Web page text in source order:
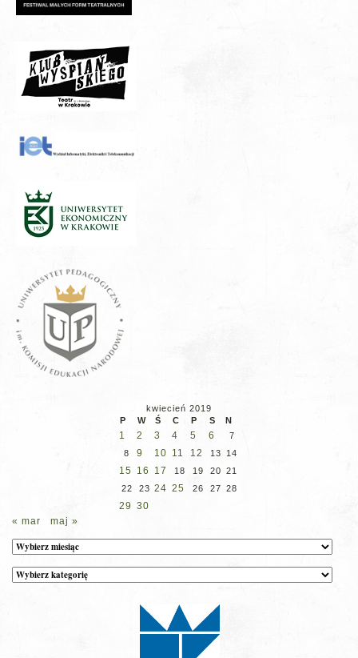
kwiecień 2019
P
W Ś C P S N
1 2 3 4 5 6
7
8
9 10 11 12 13 14
15 16 17 18 19 20 21
22
23 24 25 26 27 28
29 30
« mar
maj »
Archiwum
Kategorie
wpisów